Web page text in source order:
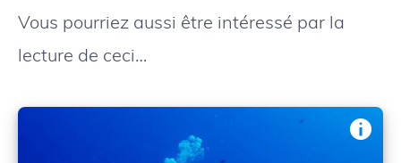
Vous pourriez aussi être intéressé par la
lecture de ceci…